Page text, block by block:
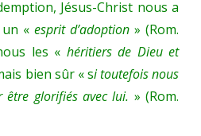
Jésus-Christ nous a
« esprit d’adoption » (Rom.
les « héritiers de Dieu et
bien sûr « si toutefois nous
glorifiés avec lui. » (Rom.